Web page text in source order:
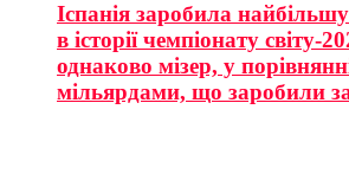
Іспанія заробила
в історії чемпіонату світу-
однаково мізер, у
мільярдами, що заробили